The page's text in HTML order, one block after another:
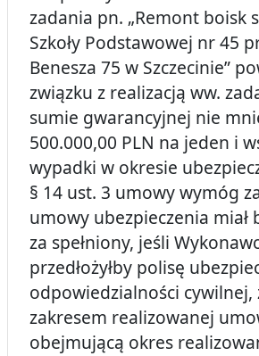
zadania pn. „Remont boisk
Szkoły Podstawowej nr 45
Benesza 75 w Szczecinie”
związku z realizacją ww.
sumie gwarancyjnej nie
500.000,00 PLN na jeden i
wypadki w okresie
§ 14 ust. 3 umowy wymóg
umowy ubezpieczenia miał
za spełniony, jeśli
przedłożyłby polisę
odpowiedzialności cywilnej,
zakresem realizowanej
obejmującą okres